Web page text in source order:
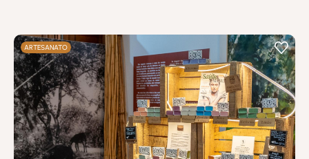
ARTESANATO